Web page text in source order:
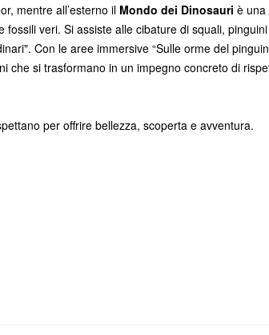
mentre all’esterno il Mondo dei Dinosauri è una
fossili veri. Si assiste alle cibature di squali,
Con le aree immersive “Sulle orme del
che si trasformano in un impegno concreto di
per offrire bellezza, scoperta e avventura.